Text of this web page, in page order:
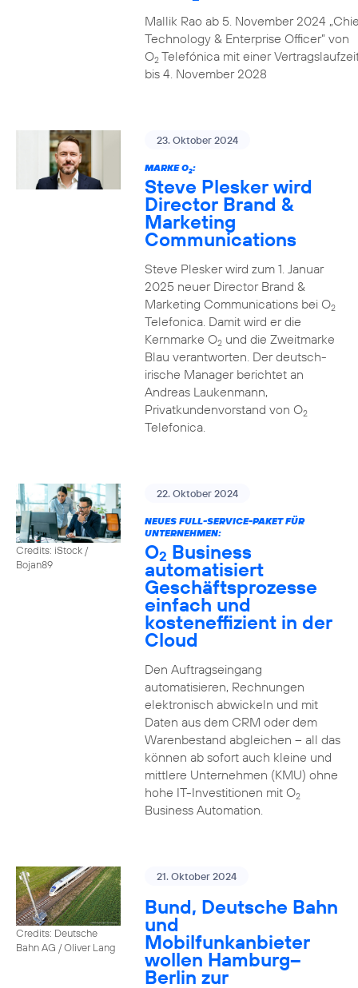
Mallik Rao ab 5. November 2024
Technology & Enterprise Officer” von
O2Telefónica mit einer
bis 4. November 2028
23. Oktober 2024
MARKE O2:
Steve Plesker wird
Director Brand &
Marketing
Communications
Steve Plesker wird zum 1. Januar
2025 neuer Director Brand &
Marketing Communications bei O2
Telefonica. Damit wird er die
Kernmarke O2und die Zweitmarke
Blau verantworten. Der deutsch-
irische Manager berichtet an
Andreas Laukenmann,
Privatkundenvorstand von O2
Telefonica.
Credits: iStock /
Bojan89
22. Oktober 2024
NEUES FULL-SERVICE-PAKET FÜR
UNTERNEHMEN:
O2 Business
automatisiert
Geschäftsprozesse
einfach und
kosteneffizient in der
Cloud
Den Auftragseingang
automatisieren, Rechnungen
elektronisch abwickeln und mit
Daten aus dem CRM oder dem
Warenbestand abgleichen – all das
können ab sofort auch kleine und
mittlere Unternehmen (KMU) ohne
hohe IT-Investitionen mit O2
Business Automation.
Credits: Deutsche
Bahn AG / Oliver Lang
21. Oktober 2024
Bund, Deutsche Bahn
und
Mobilfunkanbieter
wollen Hamburg–
Berlin zur